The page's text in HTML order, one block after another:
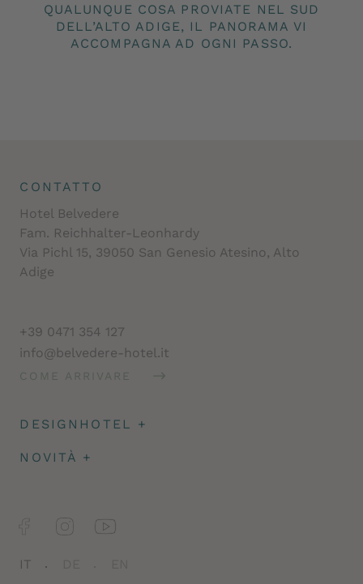
QUALUNQUE COSA PROVIATE NEL SUD
DELL’ALTO ADIGE, IL PANORAMA VI
ACCOMPAGNA AD OGNI PASSO.
CONTATTO
Hotel Belvedere
Fam. Reichhalter-Leonhardy
Via Pichl 15, 39050 San Genesio Atesino, Alto
Adige
+39 0471 354 127
info@belvedere-hotel.it
COME ARRIVARE
DESIGNHOTEL +
Architettura
NOVITÀ +
IT